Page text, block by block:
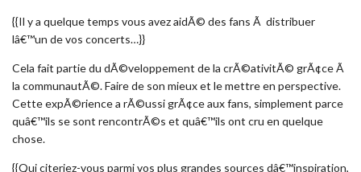
{{Il y a quelque temps vous avez aidÃ© des fans Ã distribuer
lâ€™un de vos concerts…}}
Cela fait partie du dÃ©veloppement de la crÃ©ativitÃ© grÃ¢ce Ã
la communautÃ©. Faire de son mieux et le mettre en perspective.
Cette expÃ©rience a rÃ©ussi grÃ¢ce aux fans, simplement parce
quâ€™ils se sont rencontrÃ©s et quâ€™ils ont cru en quelque
chose.
{{Qui citeriez-vous parmi vos plus grandes sources dâ€™inspiration,